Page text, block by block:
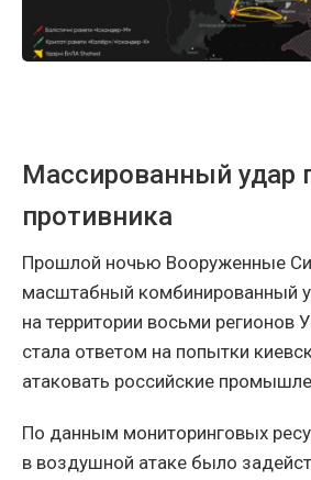
Массированный удар
противника
Прошлой ночью Вооруженные
масштабный комбинированный
на территории восьми регионов
стала ответом на попытки
атаковать российские
По данным мониторинговых
в воздушной атаке было